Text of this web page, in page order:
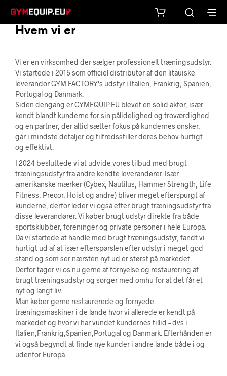
Hvem vi er
Vi er en virksomhed der sælger professionelt træningsudstyr.
Vi startede i 2015 som officiel distributør af den litauiske
leverandør GYM FACTORY‘s udstyr i Italien, Frankrig, Spanien,
Portugal og Danmark.
Siden dengang er GYMEQUIP.EU blevet en solid aktør, især
kendt blandt kunderne for sin pålidelighed og troværdighed
og en partner, der altid sætter fokus på kundernes ønsker,
går i mindste detaljer og tilfredsstiller deres behov hurtigt
og effektivt.
I 2024 besluttede vi at udvide vores tilbud med brugt
træningsudstyr fra andre kendte leverandører. Især
amerikanske mærker (Cybex, Nautilus, Hammer Strength, Life
Fitness, Precor, Hoist og andre) bliver meget efterspurgt af
kunderne, derfor leder vi også efter brugt træningsudstyr fra
disse leverandører. Vi køber brugt udstyr direkte fra både
sportsklubber, foreninger og private personer i hele Europa.
Da vi startede at handle med brugt træningsudstyr, fandt vi
hurtigt ud af at især efterspørslen efter udstyr i meget god
stand og som ser nærsten nyt ud er størst på markedet.
Derfor tager vi os nu gerne af fornyelse og restaurering af
brugt træningsudstyr og sørger med omhu for at det får et
nyt og langt liv.
Man køber gerne restaurerede og fornyede
træningsmaskiner i de lande hvor vi allerede er kendt på
markedet og hvor vi har vundet kundernes tillid – dvs i
Italien,Frankrig,Spanien,Portugal og Danmark. Efterhånden er
vi også begyndt at finde nye kunder i andre lande både i og
udenfor Europa.